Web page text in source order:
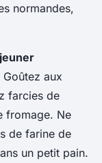
normandes,
aux
farcies de
fromage. Ne
de farine de
un petit pain.